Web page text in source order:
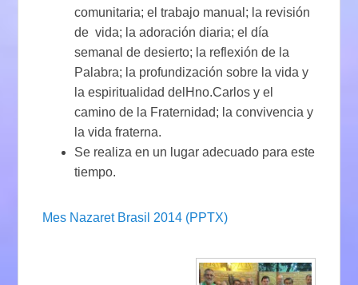
comunitaria; el trabajo manual; la revisión
de vida; la adoración diaria; el día
semanal de desierto; la reflexión de la
Palabra; la profundización sobre la vida y
la espiritualidad delHno.Carlos y el
camino de la Fraternidad; la convivencia y
la vida fraterna.
Se realiza en un lugar adecuado para este
tiempo.
Mes Nazaret Brasil 2014 (PPTX)